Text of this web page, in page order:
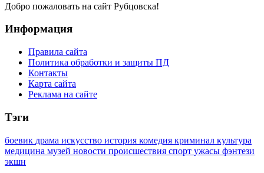
Добро пожаловать на сайт Рубцовска!
Информация
Правила сайта
Политика обработки и защиты ПД
Контакты
Карта сайта
Реклама на сайте
Тэги
боевик драма искусство история комедия криминал культура
медицина музей новости происшествия спорт ужасы фэнтези
экшн